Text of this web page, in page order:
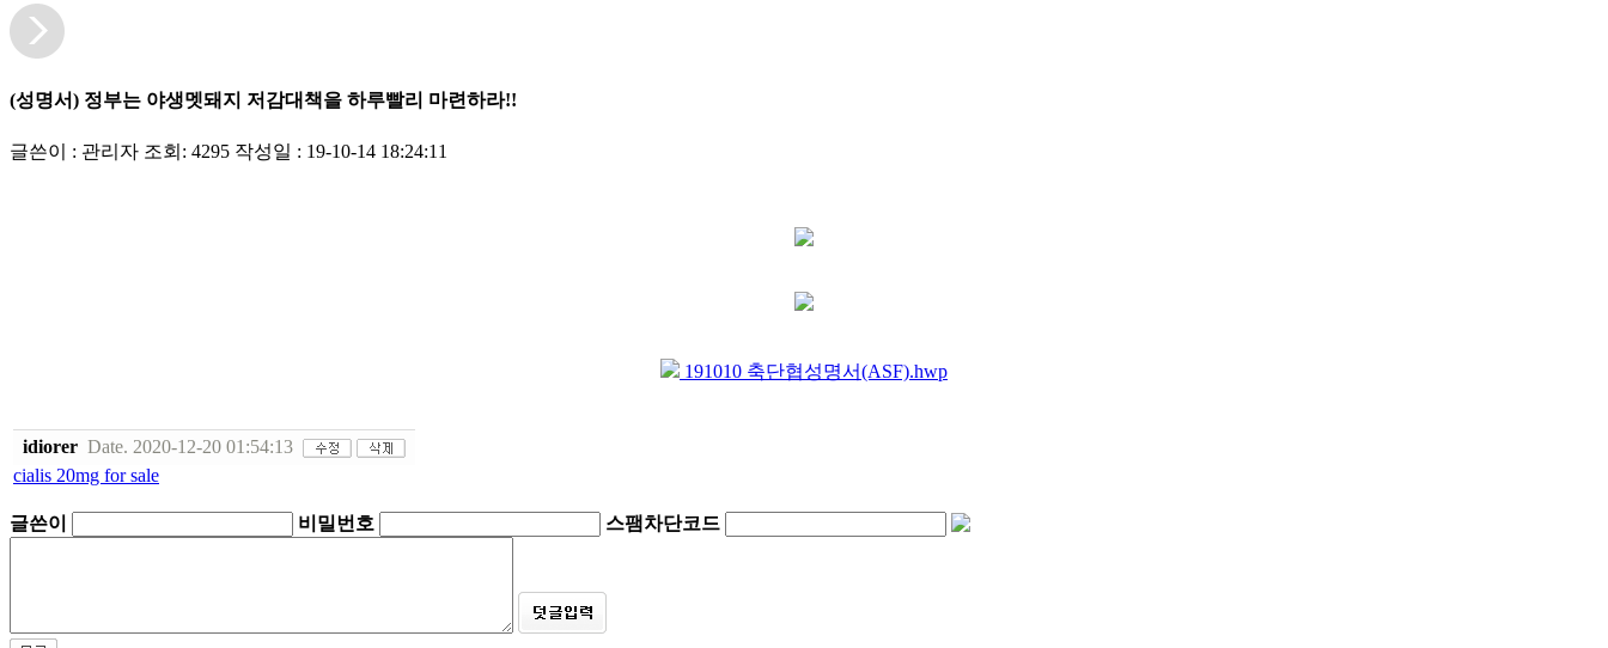
(성명서) 정부는 야생멧돼지 저감대책을 하루빨리 마련하라!!
글쓴이 : 관리자 조회: 4295 작성일 : 19-10-14 18:24:11
191010 축단협성명서(ASF).hwp
idiorer Date. 2020-12-20 01:54:13
cialis 20mg for sale
글쓴이 비밀번호 스팸차단코드